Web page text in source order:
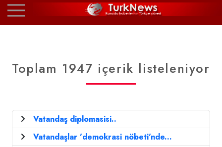
Toplam 1947 içerik listeleniyor
Vatandaş diplomasisi..
Vatandaşlar 'demokrasi nöbeti'nde...